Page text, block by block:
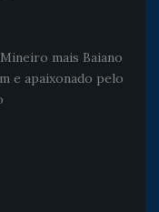
mais Baiano
e apaixonado pelo